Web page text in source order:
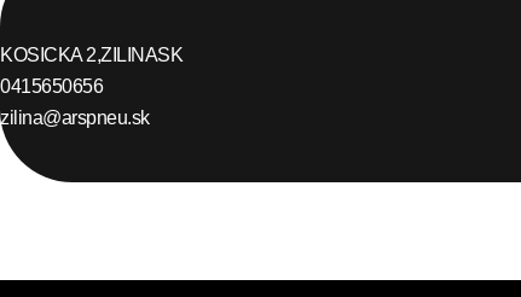
KOSICKA 2,ZILINASK
0415650656
zilina@arspneu.sk